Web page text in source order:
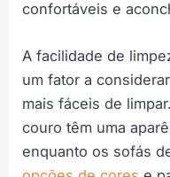
confortáveis e
A facilidade de
um fator a
mais fáceis de
couro têm uma
enquanto os sofás